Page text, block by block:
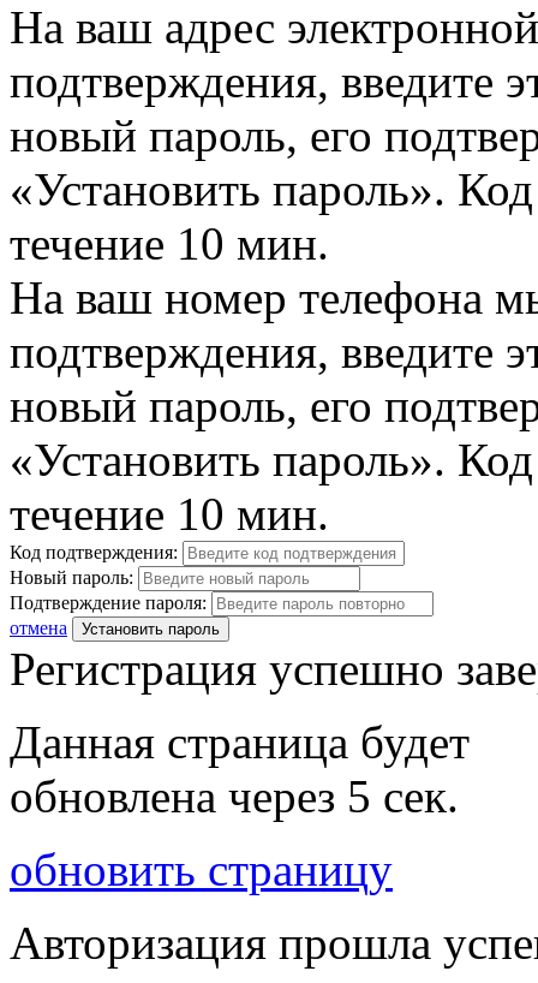
На ваш адрес
подтверждения, введите
новый пароль, его
«Установить пароль».
течение 10 мин.
На ваш номер телефона
подтверждения, введите
новый пароль, его
«Установить пароль».
течение 10 мин.
Код подтверждения:
Новый пароль:
Подтверждение пароля:
отмена
Установить пароль
Регистрация успешно
Данная страница будет
обновлена через 5 сек.
обновить страницу
Авторизация прошла